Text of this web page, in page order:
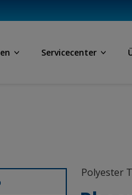
Servicecenter
Polyester